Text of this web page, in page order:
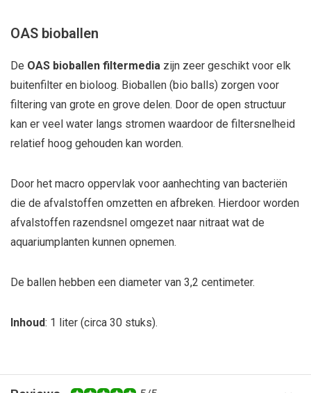
OAS bioballen
De OAS bioballen filtermedia zijn zeer geschikt voor elk
buitenfilter en bioloog. Bioballen (bio balls) zorgen voor
filtering van grote en grove delen. Door de open structuur
kan er veel water langs stromen waardoor de filtersnelheid
relatief hoog gehouden kan worden.
Door het macro oppervlak voor aanhechting van bacteriën
die de afvalstoffen omzetten en afbreken. Hierdoor worden
afvalstoffen razendsnel omgezet naar nitraat wat de
aquariumplanten kunnen opnemen.
De ballen hebben een diameter van 3,2 centimeter.
Inhoud: 1 liter (circa 30 stuks).